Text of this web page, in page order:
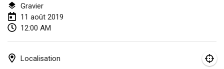
Gravier
11 août 2019
12:00 AM
Localisation
Liekki Cup
26 janv. 2019
26 janv. 2019